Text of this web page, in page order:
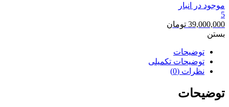
موجود در انبار
5
39,000,000 تومان
بستن
توضیحات
توضیحات تکمیلی
نظرات (0)
توضیحات